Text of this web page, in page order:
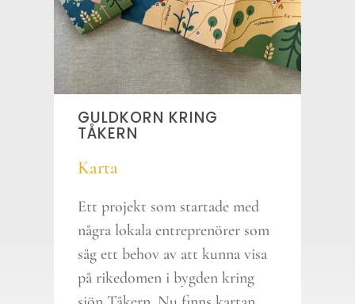
GULDKORN KRING
TÅKERN
Karta
Ett projekt som startade med
några lokala entreprenörer som
såg ett behov av att kunna visa
på rikedomen i bygden kring